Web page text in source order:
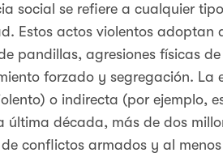
social se refiere a cualquier
Estos actos violentos adoptan
pandillas, agresiones físicas
forzado y segregación. La
o indirecta (por ejemplo,
última década, más de dos
conflictos armados y al